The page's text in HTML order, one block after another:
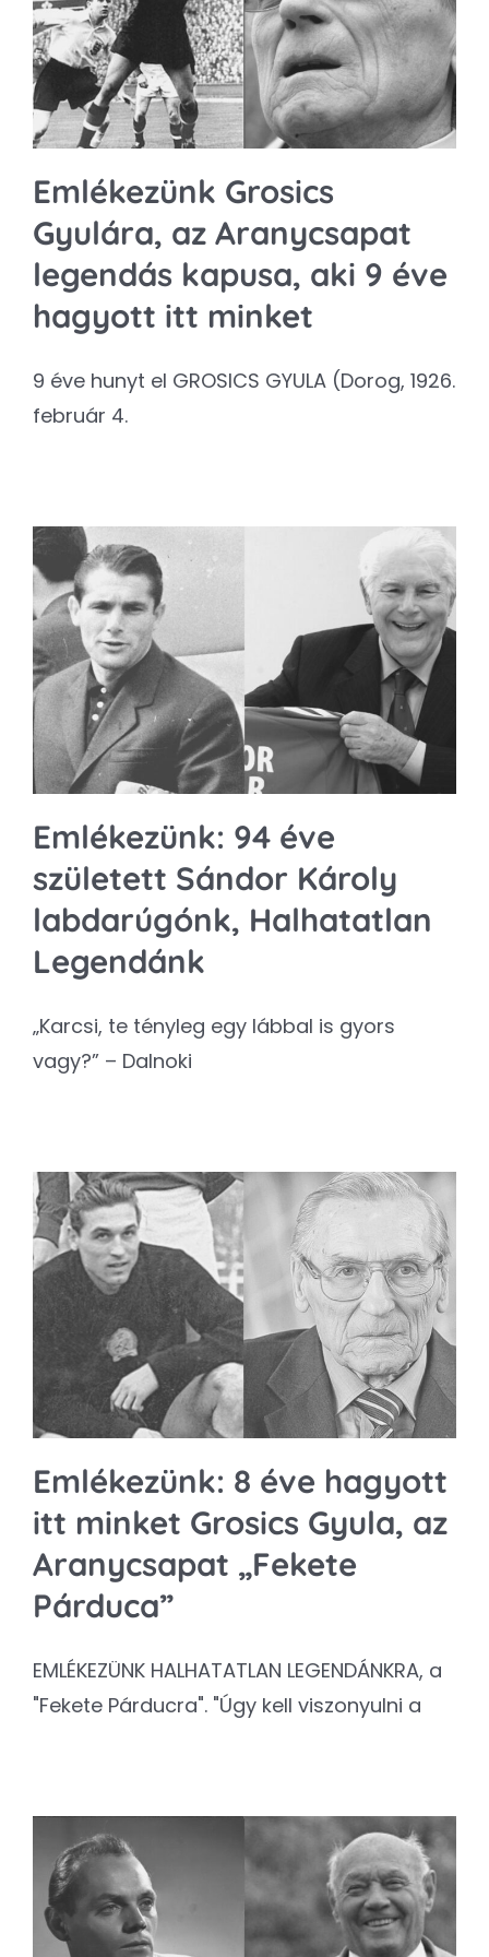
Kapcsolat
SEARCH
FOR:
Emlékezünk Grosics
Gyulára, az Aranycsapat
legendás kapusa, aki 9 éve
hagyott itt minket
9 éve hunyt el GROSICS GYULA (Dorog, 1926.
február 4.
Emlékezünk: 94 éve
született Sándor Károly
labdarúgónk, Halhatatlan
Legendánk
„Karcsi, te tényleg egy lábbal is gyors
vagy?” – Dalnoki
Emlékezünk: 8 éve hagyott
itt minket Grosics Gyula, az
Aranycsapat „Fekete
Párduca”
EMLÉKEZÜNK HALHATATLAN LEGENDÁNKRA, a
"Fekete Párducra". "Úgy kell viszonyulni a